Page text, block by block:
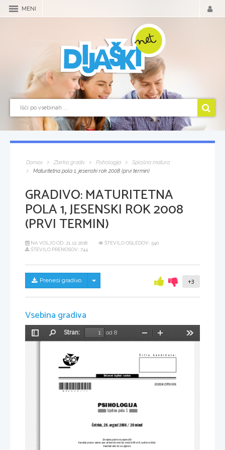
MENI
Domov Zbirka gradiv Psihologija
Splošna matura
Maturitetna pola 1, jesenski rok 2008 (prvi termin)
GRADIVO:MATURITETNA
POLA 1, JESENSKI ROK 2008
(PRVI TERMIN)
NA VOLJO OD: 21.12.2018
ŠTEVILO OGLEDOV: 540
ŠTEVILO PRENOSOV: 744
Prenesi gradivo Skrij/prikaži meni +3
Vsebina gradiva
Preklopi
Stran:
od 8
Pomanjšaj
Izpitna pola 1
Dovoljeno gradivo in pripomočki:
Kandidat prinese nalivno pero ali kemični svinčnik, svinčnik HB ali B, radirko in šilček.
Kandidat dobi list za odgovore.
PSIHOLOGIJA
JESENSKI IZPITNI ROK
Četrtek, 28. avgust 2008 / 20 minut
Državni  izpitni  center
Šifra  kandidata: